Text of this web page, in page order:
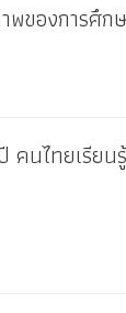
พของการศึก
คนไทยเรียน